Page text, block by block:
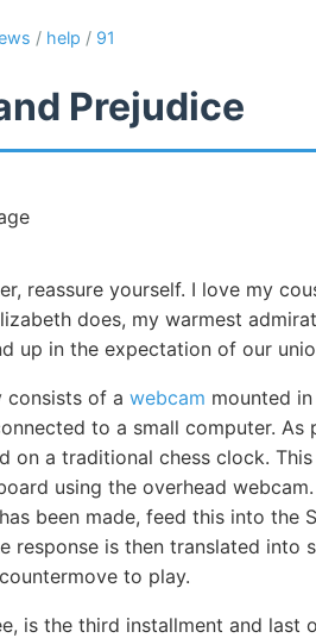
/ help / 91
Prejudice
reassure yourself. I love my
does, my warmest
up in the expectation of our
consists of a webcam mounted
to a small computer.
on a traditional chess clock.
using the overhead
been made, feed this into the
response is then translated into
to play.
is the third installment and